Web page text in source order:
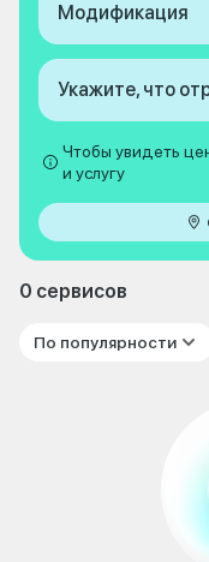
Модификация
Укажите, что
Чтобы увидеть
и услугу
0 сервисов
По популярности